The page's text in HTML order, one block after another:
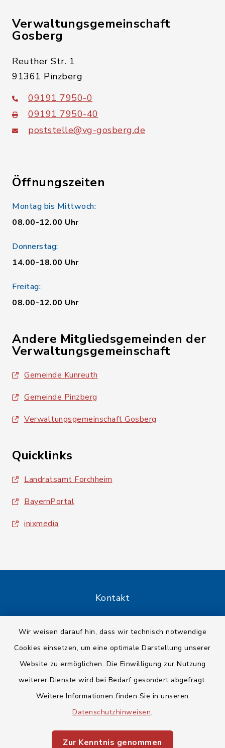
Wir weisen darauf hin, dass wir technisch notwendige
Cookies einsetzen, um eine optimale Darstellung unserer
Website zu ermöglichen. Die Einwilligung zur Nutzung
weiterer Dienste wird bei Bedarf gesondert abgefragt.
Weitere Informationen finden Sie in unseren
Datenschutzhinweisen.
Zur Kenntnis genommen
Verwaltungsgemeinschaft
Gosberg
Reuther Str. 1
91361 Pinzberg
09191 7950-0
09191 7950-40
poststelle@vg-gosberg.de
Öffnungszeiten
Montag bis Mittwoch:
08.00-12.00 Uhr
Donnerstag:
14.00-18.00 Uhr
Freitag:
08.00-12.00 Uhr
Andere Mitgliedsgemeinden der
Verwaltungsgemeinschaft
Gemeinde Kunreuth
Gemeinde Pinzberg
Verwaltungsgemeinschaft Gosberg
Quicklinks
Landratsamt Forchheim
BayernPortal
inixmedia
Kontakt
Datenschutz
Impressum
Sitemap
Cookie-Einstellungen